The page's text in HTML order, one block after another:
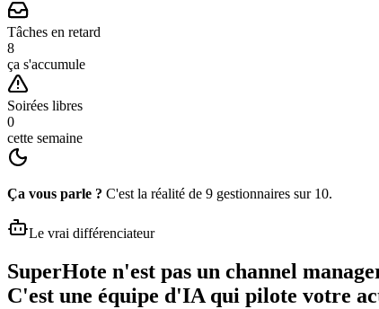
Tâches en retard
8
ça s'accumule
Soirées libres
0
cette semaine
Ça vous parle ? C'est la réalité de 9 gestionnaires sur 10.
Le vrai différenciateur
SuperHote n'est pas un channel
C'est une équipe d'IA qui pilote votre